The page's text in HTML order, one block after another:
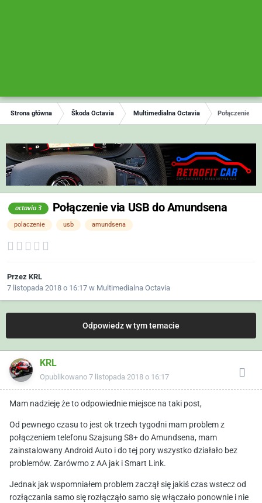
Strona główna Škoda Octavia Multimedialna Octavia Połączenie
octavia 3 Połączenie via USB do Amundsena
polaczenie usb amundsena
Przez KRL
7 listopada 2018 o 16:17 w Multimedialna Octavia
Odpowiedz w tym temacie
KRL
Opublikowano 7 listopada 2018 o 16:17
Mam nadzieję że to odpowiednie miejsce na taki post,
Od pewnego czasu to jest ok trzech tygodni mam problem z
połączeniem telefonu Szajsung S8+ do Amundsena, mam
zainstalowany Android Auto i do tej pory wszystko działało bez
problemów. Zarówmo z AA jak i Smart Link.
Jednak jak wspomniałem problem zaczął się jakiś czas wstecz od
rozłączania samo się rozłącząło samo się włączało ponownie i nie